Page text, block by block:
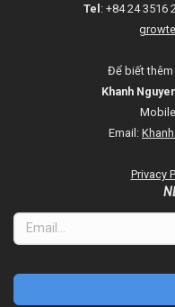
Tel : +84 24 3516
Để biết thêm
Khanh
Email:
Privacy